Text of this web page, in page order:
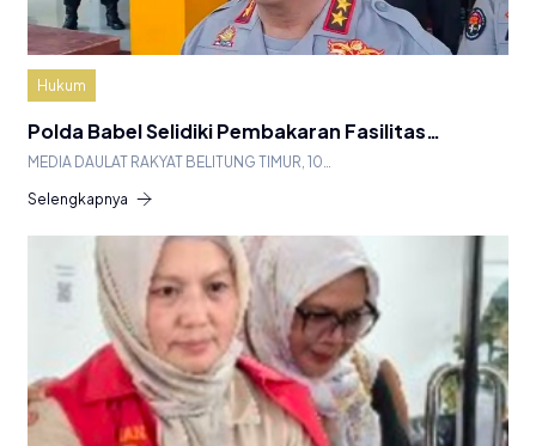
Hukum
Polda Babel Selidiki Pembakaran Fasilitas…
MEDIA DAULAT RAKYAT BELITUNG TIMUR, 10…
Selengkapnya